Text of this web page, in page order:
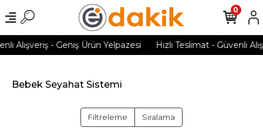
Alışveriş - Geniş Ürün Yelpazesi Hızlı Teslimat - Güvenli
0
Bebek Seyahat Sistemi
Filtreleme Sıralama